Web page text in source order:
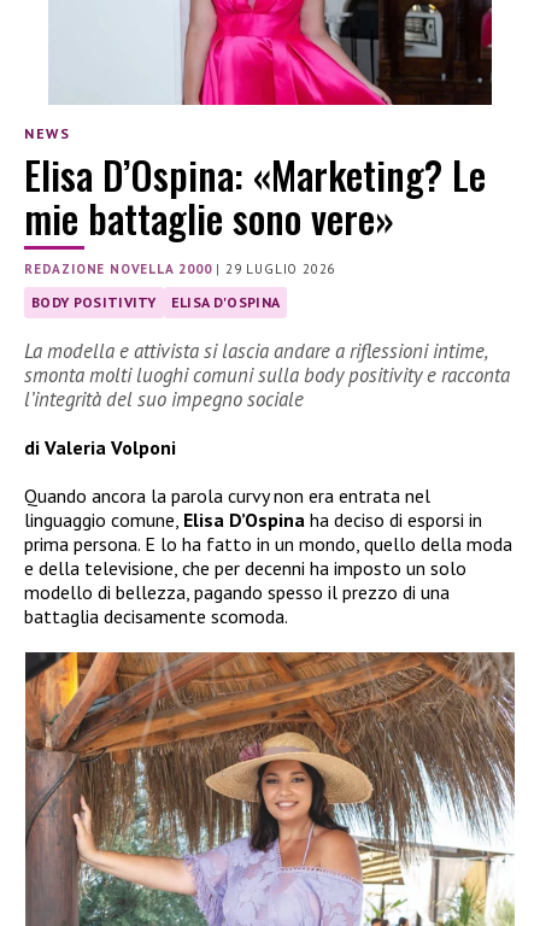
NEWS
Elisa D’Ospina: «Marketing? Le
mie battaglie sono vere»
REDAZIONE NOVELLA 2000|29 LUGLIO 2026
BODY POSITIVITY ELISA D'OSPINA
La modella e attivista si lascia andare a riflessioni intime,
smonta molti luoghi comuni sulla body positivity e racconta
l’integrità del suo impegno sociale
di Valeria Volponi
Quando ancora la parola curvy non era entrata nel
linguaggio comune, Elisa D’Ospina ha deciso di esporsi in
prima persona. E lo ha fatto in un mondo, quello della moda
e della televisione, che per decenni ha imposto un solo
modello di bellezza, pagando spesso il prezzo di una
battaglia decisamente scomoda.